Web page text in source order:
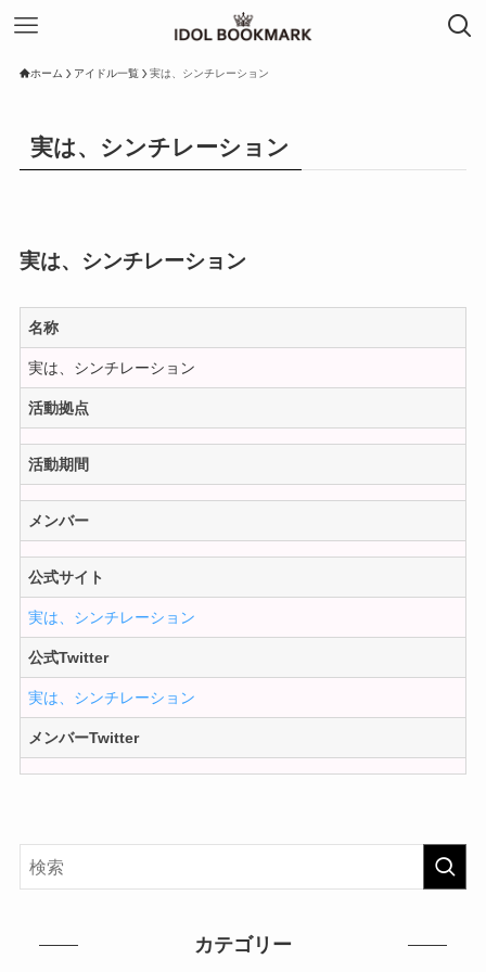
ホーム アイドル一覧 実は、シンチレーション
実は、シンチレーション
実は、シンチレーション
名称
実は、シンチレーション
活動拠点
活動期間
メンバー
公式サイト
実は、シンチレーション
公式Twitter
実は、シンチレーション
メンバーTwitter
カテゴリー